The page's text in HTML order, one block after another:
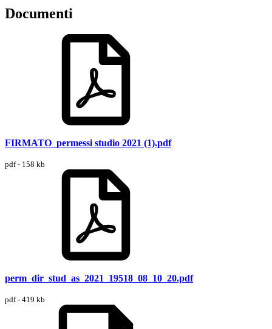
Documenti
FIRMATO_permessi studio 2021 (1).pdf
pdf - 158 kb
perm_dir_stud_as_2021_19518_08_10_20.pdf
pdf - 419 kb